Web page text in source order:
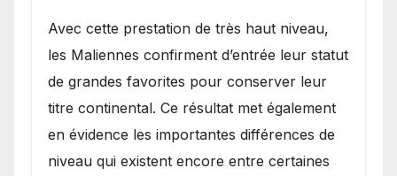
Avec cette prestation de très haut niveau,
les Maliennes confirment d’entrée leur statut
de grandes favorites pour conserver leur
titre continental. Ce résultat met également
en évidence les importantes différences de
niveau qui existent encore entre certaines